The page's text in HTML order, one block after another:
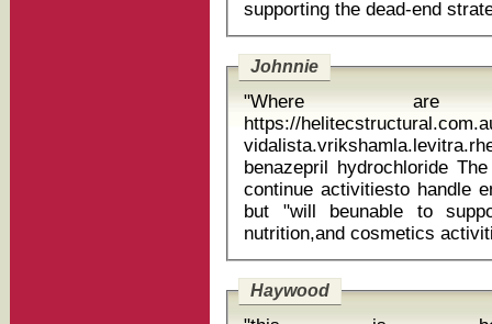
Johnnie
"Where
https://
benazepril hydrochloride The Food and Drug Administration would
continue activitiesto handle
but "will beunable to
Haywood